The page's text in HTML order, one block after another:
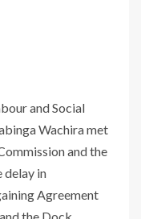
and Social
Wachira met
and the
delay in
Agreement